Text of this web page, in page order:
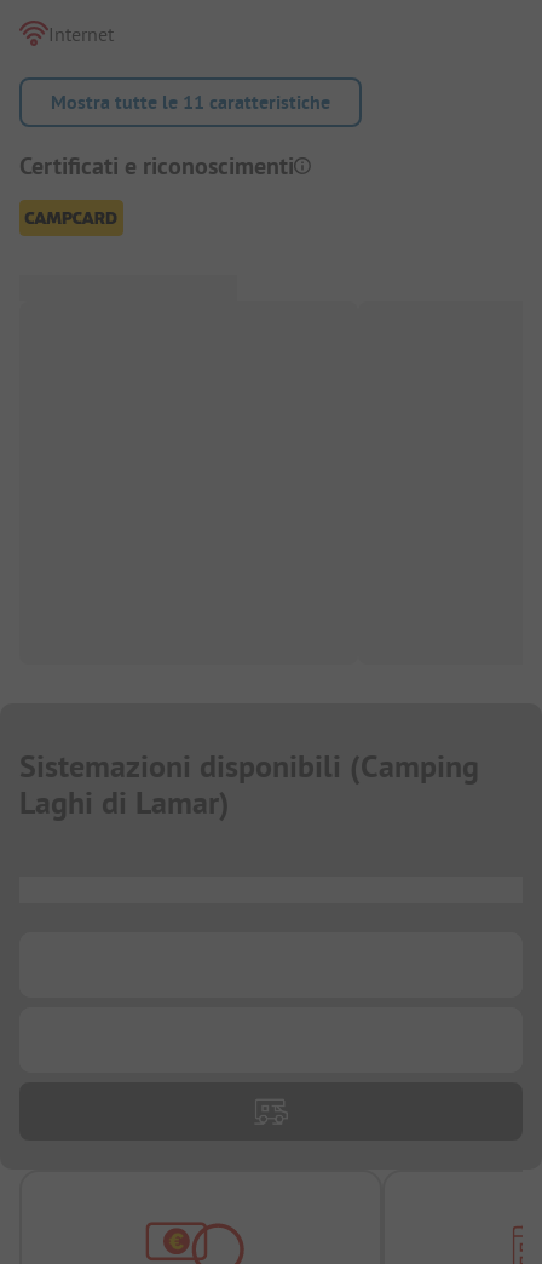
Internet
Mostra tutte le 11 caratteristiche
Certificati e riconoscimenti
Sistemazioni disponibili (Camping
Laghi di Lamar)